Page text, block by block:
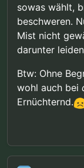
sowas wählt,
beschweren.
Mist nicht
darunter
Btw: Ohne
wohl auch bei
Ernüchternd.